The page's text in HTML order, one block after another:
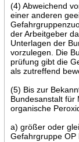
(4) Abweichend
einer anderen
der Arbeitgeber
Unterlagen der
vorzulegen. Die
prüfung gibt die
als zutreffend
(5) Bis zur
Bundesanstalt für
organische
a) größer oder
Gefahrgruppe OP